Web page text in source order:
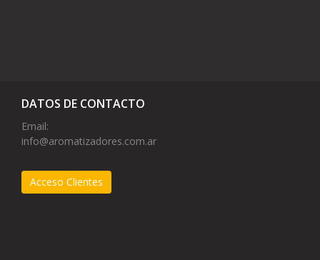
DATOS DE CONTACTO
Email:
info@aromatizadores.com.ar
Acceso Clientes